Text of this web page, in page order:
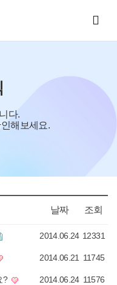
다.
해보세요.
날짜 조회
2014.06.24 12331
2014.06.21 11745
? 2014.06.24 11576